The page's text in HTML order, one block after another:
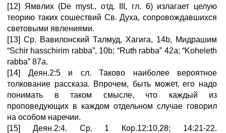
[12] Ямвлих (De myst., отд. III, гл. 6) излагает целую
теорию таких сошествий Св. Духа, сопровождавшихся
световыми явлениями.
[13] Ср. Вавилонский Талмуд, Хагига, 14b, Мидрашим
“Schir hasschirim rabba”, 10b; “Ruth rabba” 42a; “Koheleth
rabba” 87a.
[14] Деян.2:5 и сл. Таково наиболее вероятное
толкование рассказа. Впрочем, быть может, его надо
понимать в таком смысле, что каждый из
проповедующих в каждом отдельном случае говорил
на особом наречии.
[15] Деян.2:4. Ср. 1 Кор.12:10,28; 14:21-22.